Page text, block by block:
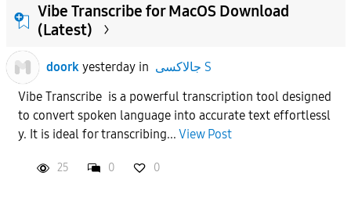
Vibe Transcribe for MacOS Download
(Latest)
doork yesterdayin
جالاكسى S
Vibe Transcribe is a powerful transcription tool designed
to convert spoken language into accurate text effortlessl
y. It is ideal for transcribing... View Post
25 0 0